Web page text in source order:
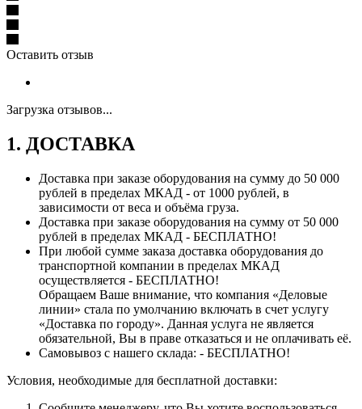
Оставить отзыв
Загрузка отзывов...
1. ДОСТАВКА
Доставка при заказе оборудования на сумму до 50 000
рублей в пределах МКАД - от 1000 рублей, в
зависимости от веса и объёма груза.
Доставка при заказе оборудования на сумму от 50 000
рублей в пределах МКАД - БЕСПЛАТНО!
При любой сумме заказа доставка оборудования до
транспортной компании в пределах МКАД
осуществляется - БЕСПЛАТНО!
Обращаем Ваше внимание, что компания «Деловые
линии» стала по умолчанию включать в счет услугу
«Доставка по городу». Данная услуга не является
обязательной, Вы в праве отказаться и не оплачивать её.
Самовывоз с нашего склада: - БЕСПЛАТНО!
Условия, необходимые для бесплатной доставки: